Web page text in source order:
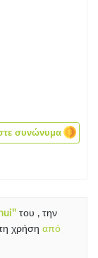
συνώνυμα
του , την
χρήση από